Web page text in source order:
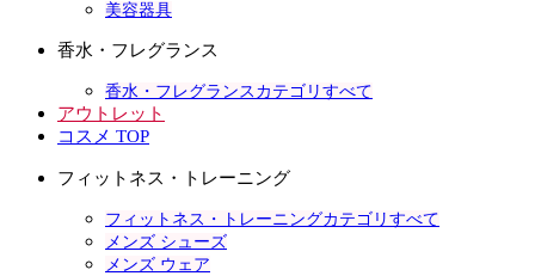
美容器具
香水・フレグランス
香水・フレグランスカテゴリすべて
アウトレット
コスメ TOP
フィットネス・トレーニング
フィットネス・トレーニングカテゴリすべて
メンズ シューズ
メンズ ウェア